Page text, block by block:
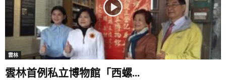
雲林
雲林首例私立博物館「西螺...